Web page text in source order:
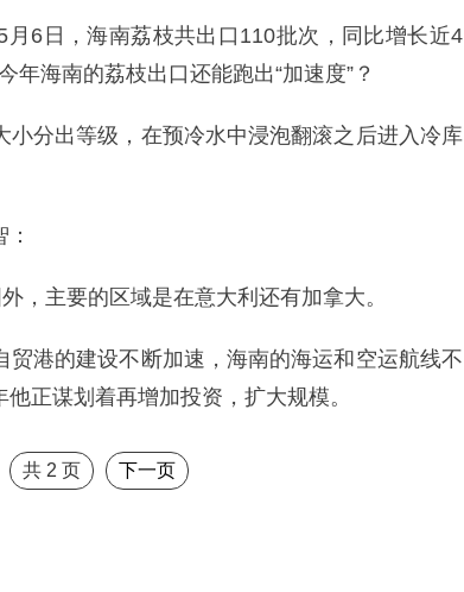
6日，海南荔枝共出口110批次，同比增长近4
海南的荔枝出口还能跑出“加速度”？
分出等级，在预冷水中浸泡翻滚之后进入冷库
，主要的区域是在意大利还有加拿大。
港的建设不断加速，海南的海运和空运航线不
正谋划着再增加投资，扩大规模。
共2 页 下一页